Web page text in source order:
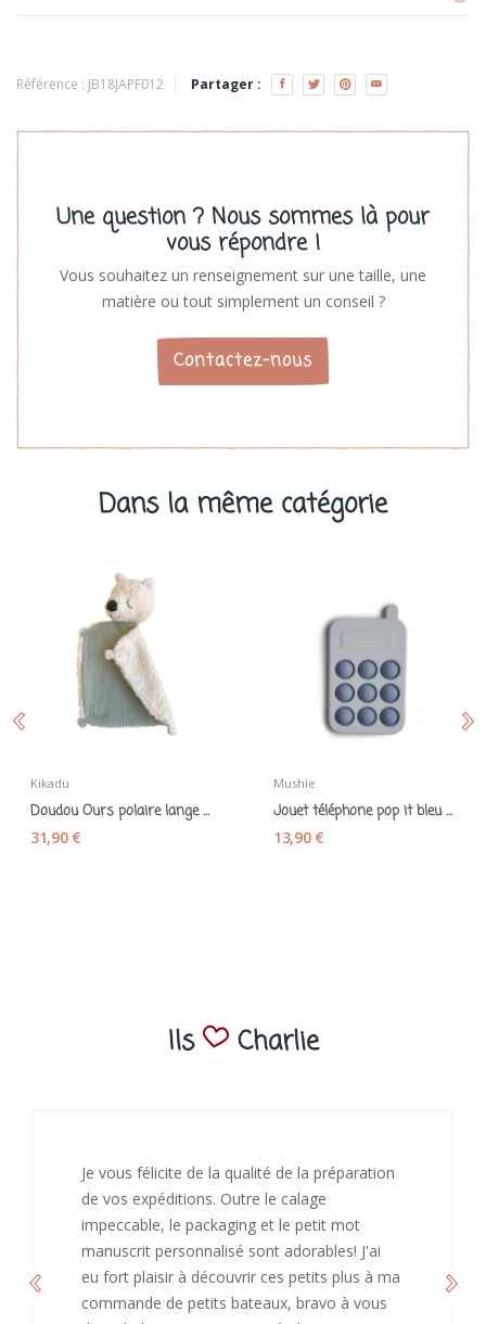
Voir les produits
Référence : JB18JAPF012 Partager :
Une question ? Nous sommes là pour
vous répondre !
Vous souhaitez un renseignement sur une taille, une
matière ou tout simplement un conseil ?
Contactez-nous
Dans la même catégorie
Kikadu
Doudou Ours polaire lange peluche coton bio -...
31,90 €
Mushie
Jouet téléphone pop it bleu - Mushie
13,90 €
Ils Charlie
J’ai adoré ouvrir ce paquet votre message est
bienveillant et fait plaisir. Je ne manquerai pas
de recommandé chez vous. Bonne
continuation et merci à vous.
Caroline